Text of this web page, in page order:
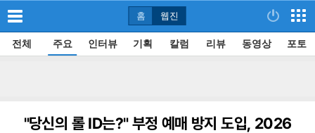
홈 웹진
전체 주요 인터뷰 기획 칼럼 리뷰 동영상 포토
"당신의 롤 ID는?" 부정 예매 방지 도입, 2026